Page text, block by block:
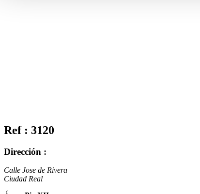
Ref : 3120
Dirección :
Calle Jose de Rivera
Ciudad Real